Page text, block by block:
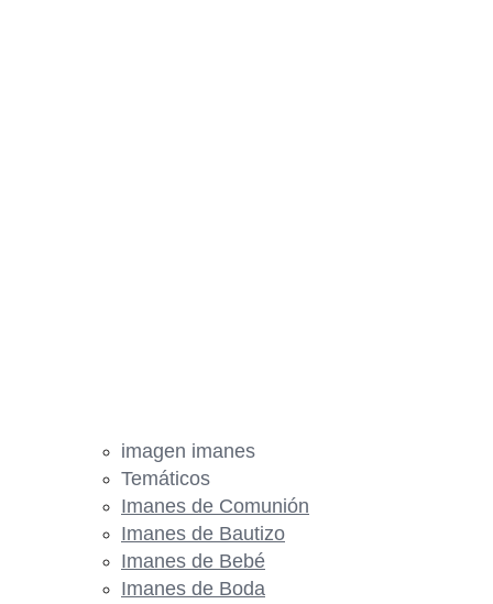
imagen imanes
Temáticos
Imanes de Comunión
Imanes de Bautizo
Imanes de Bebé
Imanes de Boda